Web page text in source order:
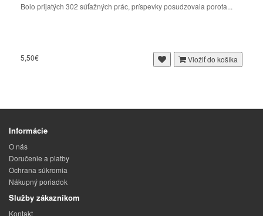
Bolo prijatých 302 súťažných prác, príspevky posudzovala porota...
5,50€ Vložiť do košíka
Informácie
O nás
Doručenie a platby
Ochrana súkromia
Nákupný poriadok
Služby zákazníkom
Kontakt